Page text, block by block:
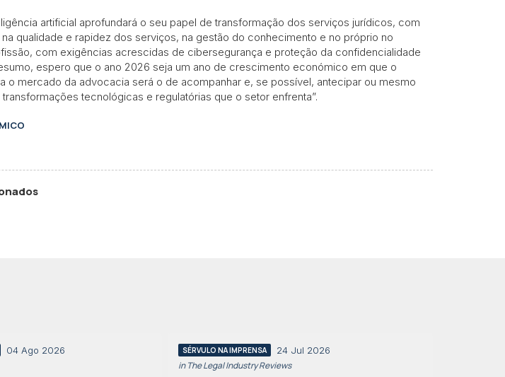
artificial aprofundará o seu papel de transformação dos serviços jurídicos, com
qualidade e rapidez dos serviços, na gestão do conhecimento e no próprio no
com exigências acrescidas de cibersegurança e proteção da confidencialidade
espero que o ano 2026 seja um ano de crescimento económico em que o
o mercado da advocacia será o de acompanhar e, se possível, antecipar ou mesmo
tecnológicas e regulatórias que o setor enfrenta”.
04 Ago 2026 SÉRVULO NA IMPRENSA 24 Jul 2026
in The Legal Industry Reviews